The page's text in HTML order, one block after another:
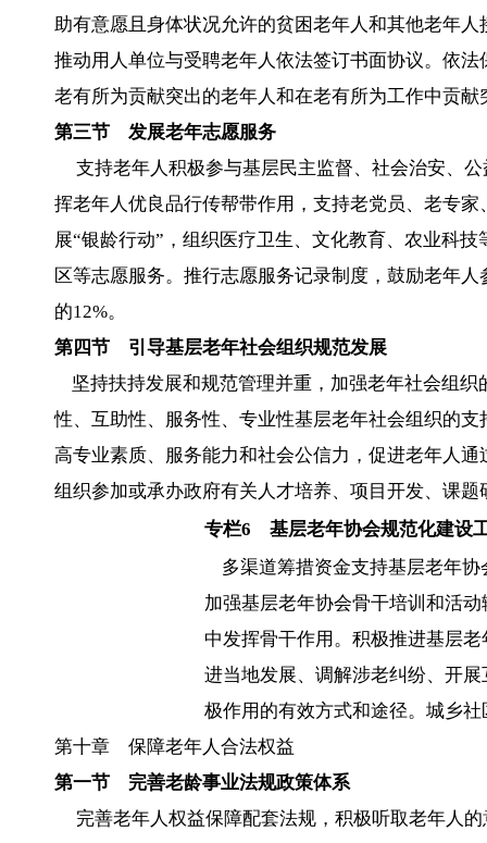
助有意愿且身体状况允许的贫困老年人和其他老年
推动用人单位与受聘老年人依法签订书面协议。依
老有所为贡献突出的老年人和在老有所为工作中贡
第三节 发展老年志愿服务
支持老年人积极参与基层民主监督、社会治安、
挥老年人优良品行传帮带作用，支持老党员、老专
展“银龄行动”，组织医疗卫生、文化教育、农业科
区等志愿服务。推行志愿服务记录制度，鼓励老年
的12%。
第四节 引导基层老年社会组织规范发展
坚持扶持发展和规范管理并重，加强老年社会组
性、互助性、服务性、专业性基层老年社会组织的
高专业素质、服务能力和社会公信力，促进老年人
组织参加或承办政府有关人才培养、项目开发、课
专栏6 基层老年协会规范化建设
多渠道筹措资金支持基层老年协
加强基层老年协会骨干培训和活
中发挥骨干作用。积极推进基层
进当地发展、调解涉老纠纷、开
极作用的有效方式和途径。城乡
第十章 保障老年人合法权益
第一节 完善老龄事业法规政策体系
完善老年人权益保障配套法规，积极听取老年人